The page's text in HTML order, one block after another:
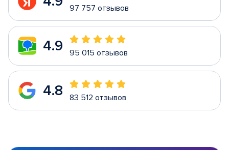
97 757 отзывов
4.9 95 015 отзывов
4.8 83 512 отзывов